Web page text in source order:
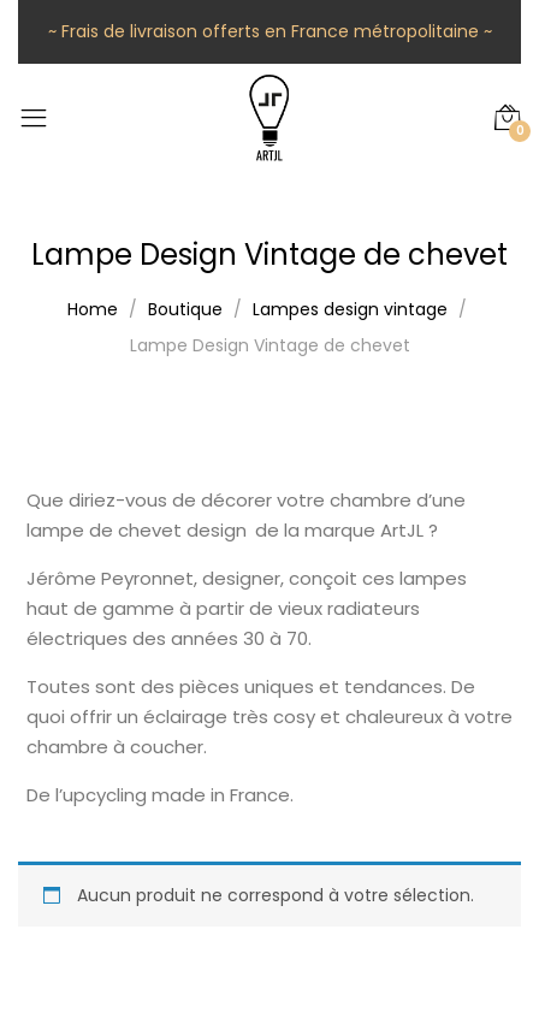
~ Frais de livraison offerts en France métropolitaine ~
0
Lampe Design Vintage de chevet
Home Boutique
Lampes design vintage
Lampe Design Vintage de chevet
Que diriez-vous de décorer votre chambre d’une
lampe de chevet design de la marque ArtJL ?
Jérôme Peyronnet, designer, conçoit ces lampes
haut de gamme à partir de vieux radiateurs
électriques des années 30 à 70.
Toutes sont des pièces uniques et tendances. De
quoi offrir un éclairage très cosy et chaleureux à votre
chambre à coucher.
De l’upcycling made in France.
Aucun produit ne correspond à votre sélection.